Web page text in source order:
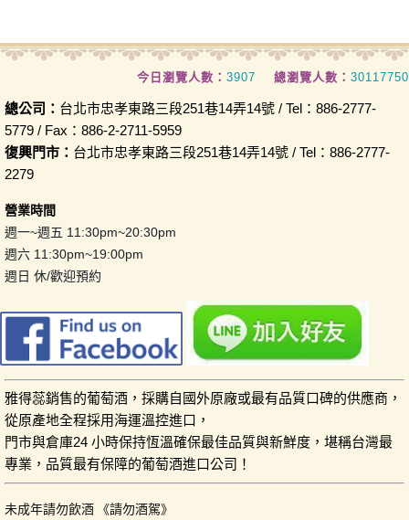
今日瀏覽人數： 3907 總瀏覽人數： 30117750
總公司： 台北市忠孝東路三段251巷14弄14號 / Tel：886-2777-
5779 / Fax：886-2-2711-5959
復興門市： 台北市忠孝東路三段251巷14弄14號 / Tel：886-2777-
2279
營業時間
週一~週五 11:30pm~20:30pm
週六 11:30pm~19:00pm
週日 休/歡迎預約
雅得蕊銷售的葡萄酒，採購自國外原廠或最有品質口碑的供應商，
從原產地全程採用海運溫控進口，
門市與倉庫24 小時保持恆溫確保最佳品質與新鮮度，堪稱台灣最
專業，品質最有保障的葡萄酒進口公司！
未成年請勿飲酒 《請勿酒駕》